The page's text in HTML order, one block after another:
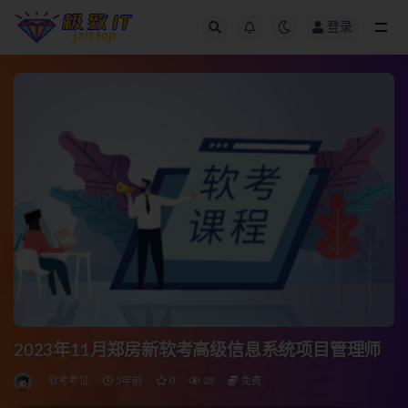
登录
2023年11月郑房新软考高级信息系统项目管理师
软考考证 3年前 0 28 免费